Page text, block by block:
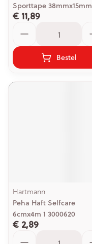
Sporttape 38mmx15mm
€ 11,89
Bestel
Hartmann
Peha Haft Selfcare
6cmx4m 1 3000620
€ 2,89